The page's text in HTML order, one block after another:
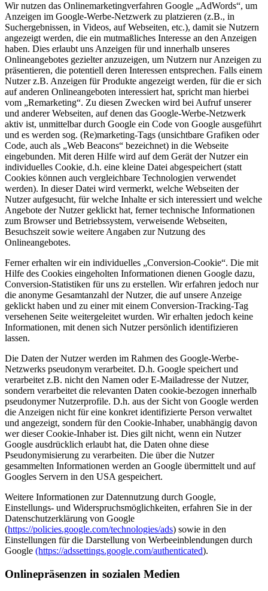
Wir nutzen das Onlinemarketingverfahren Google „AdWords“, um
Anzeigen im Google-Werbe-Netzwerk zu platzieren (z.B., in
Suchergebnissen, in Videos, auf Webseiten, etc.), damit sie Nutzern
angezeigt werden, die ein mutmaßliches Interesse an den Anzeigen
haben. Dies erlaubt uns Anzeigen für und innerhalb unseres
Onlineangebotes gezielter anzuzeigen, um Nutzern nur Anzeigen zu
präsentieren, die potentiell deren Interessen entsprechen. Falls einem
Nutzer z.B. Anzeigen für Produkte angezeigt werden, für die er sich
auf anderen Onlineangeboten interessiert hat, spricht man hierbei
vom „Remarketing“. Zu diesen Zwecken wird bei Aufruf unserer
und anderer Webseiten, auf denen das Google-Werbe-Netzwerk
aktiv ist, unmittelbar durch Google ein Code von Google ausgeführt
und es werden sog. (Re)marketing-Tags (unsichtbare Grafiken oder
Code, auch als „Web Beacons“ bezeichnet) in die Webseite
eingebunden. Mit deren Hilfe wird auf dem Gerät der Nutzer ein
individuelles Cookie, d.h. eine kleine Datei abgespeichert (statt
Cookies können auch vergleichbare Technologien verwendet
werden). In dieser Datei wird vermerkt, welche Webseiten der
Nutzer aufgesucht, für welche Inhalte er sich interessiert und welche
Angebote der Nutzer geklickt hat, ferner technische Informationen
zum Browser und Betriebssystem, verweisende Webseiten,
Besuchszeit sowie weitere Angaben zur Nutzung des
Onlineangebotes.
Ferner erhalten wir ein individuelles „Conversion-Cookie“. Die mit
Hilfe des Cookies eingeholten Informationen dienen Google dazu,
Conversion-Statistiken für uns zu erstellen. Wir erfahren jedoch nur
die anonyme Gesamtanzahl der Nutzer, die auf unsere Anzeige
geklickt haben und zu einer mit einem Conversion-Tracking-Tag
versehenen Seite weitergeleitet wurden. Wir erhalten jedoch keine
Informationen, mit denen sich Nutzer persönlich identifizieren
lassen.
Die Daten der Nutzer werden im Rahmen des Google-Werbe-
Netzwerks pseudonym verarbeitet. D.h. Google speichert und
verarbeitet z.B. nicht den Namen oder E-Mailadresse der Nutzer,
sondern verarbeitet die relevanten Daten cookie-bezogen innerhalb
pseudonymer Nutzerprofile. D.h. aus der Sicht von Google werden
die Anzeigen nicht für eine konkret identifizierte Person verwaltet
und angezeigt, sondern für den Cookie-Inhaber, unabhängig davon
wer dieser Cookie-Inhaber ist. Dies gilt nicht, wenn ein Nutzer
Google ausdrücklich erlaubt hat, die Daten ohne diese
Pseudonymisierung zu verarbeiten. Die über die Nutzer
gesammelten Informationen werden an Google übermittelt und auf
Googles Servern in den USA gespeichert.
Weitere Informationen zur Datennutzung durch Google,
Einstellungs- und Widerspruchsmöglichkeiten, erfahren Sie in der
Datenschutzerklärung von Google
(https://policies.google.com/technologies/ads) sowie in den
Einstellungen für die Darstellung von Werbeeinblendungen durch
Google (https://adssettings.google.com/authenticated).
Onlinepräsenzen in sozialen Medien